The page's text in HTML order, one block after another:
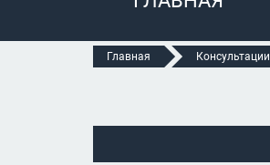
Главная Консультации